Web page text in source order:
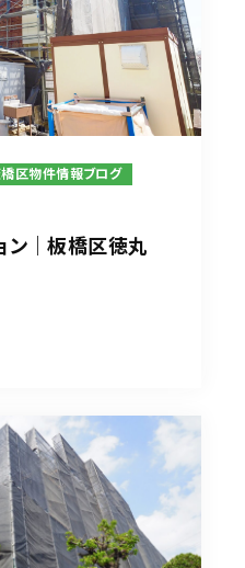
区物件情報ブログ
ン｜板橋区徳丸